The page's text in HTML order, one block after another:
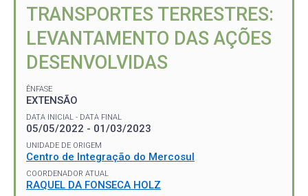
TRANSPORTES TERRESTRES:
LEVANTAMENTO DAS AÇÕES
DESENVOLVIDAS
ÊNFASE
EXTENSÃO
DATA INICIAL - DATA FINAL
05/05/2022 - 01/03/2023
UNIDADE DE ORIGEM
Centro de Integração do Mercosul
COORDENADOR ATUAL
RAQUEL DA FONSECA HOLZ